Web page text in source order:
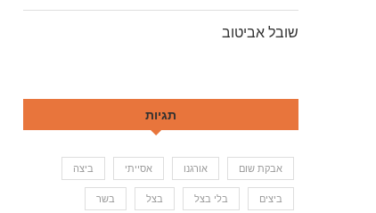
שובל אביטוב
תגיות
אבקת שום אורגנו אסייתי ביצה
ביצים בלי בצל בצל בשר